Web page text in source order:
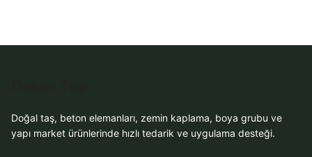
Doğal taş, beton elemanları, zemin kaplama, boya grubu ve
yapı market ürünlerinde hızlı tedarik ve uygulama desteği.